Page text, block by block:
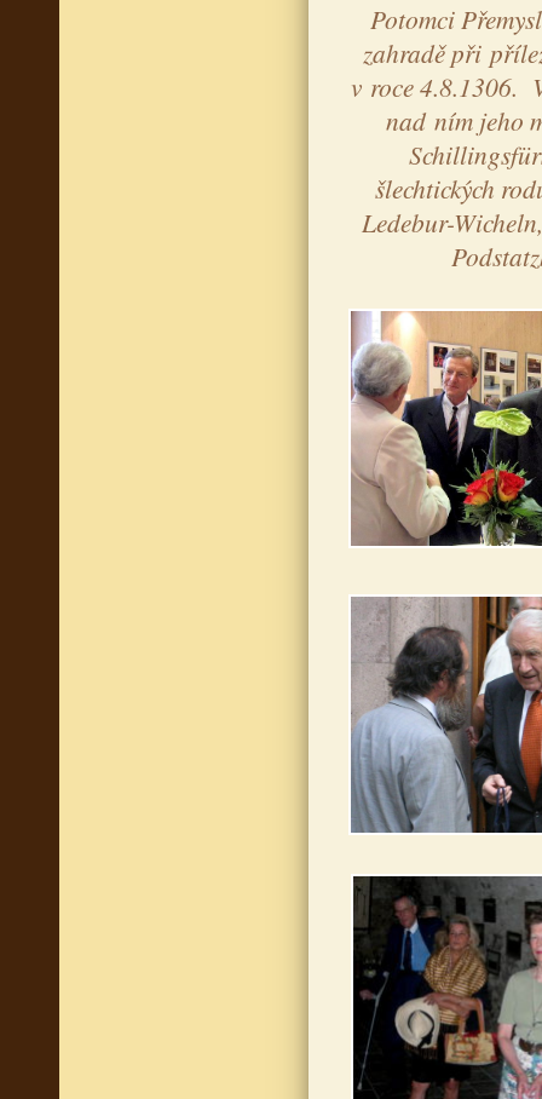
Potomci
zahradě při
v roce 4.8.1306.
nad ním jeho
šlechtických
Ledebur-